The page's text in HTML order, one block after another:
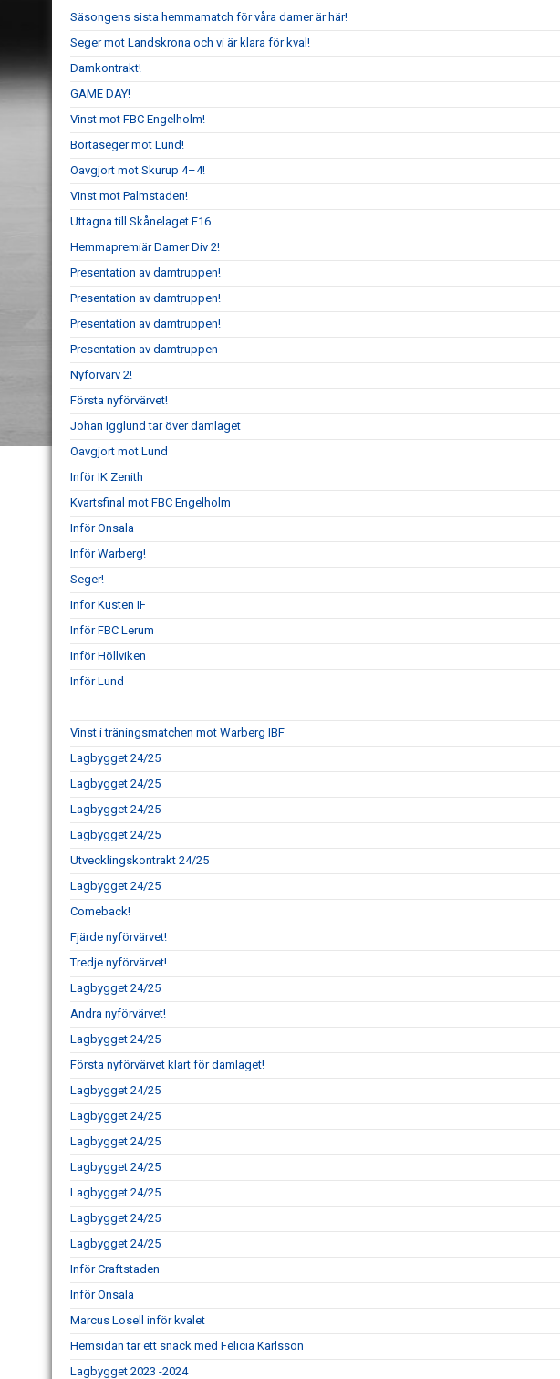
Säsongens sista hemmamatch för våra damer är här!
Seger mot Landskrona och vi är klara för kval!
Damkontrakt!
GAME DAY!
Vinst mot FBC Engelholm!
Bortaseger mot Lund!
Oavgjort mot Skurup 4–4!
Vinst mot Palmstaden!
Uttagna till Skånelaget F16
Hemmapremiär Damer Div 2!
Presentation av damtruppen!
Presentation av damtruppen!
Presentation av damtruppen!
Presentation av damtruppen
Nyförvärv 2!
Första nyförvärvet!
Johan Igglund tar över damlaget
Oavgjort mot Lund
Inför IK Zenith
Kvartsfinal mot FBC Engelholm
Inför Onsala
Inför Warberg!
Seger!
Inför Kusten IF
Inför FBC Lerum
Inför Höllviken
Inför Lund
Vinst i träningsmatchen mot Warberg IBF
Lagbygget 24/25
Lagbygget 24/25
Lagbygget 24/25
Lagbygget 24/25
Utvecklingskontrakt 24/25
Lagbygget 24/25
Comeback!
Fjärde nyförvärvet!
Tredje nyförvärvet!
Lagbygget 24/25
Andra nyförvärvet!
Lagbygget 24/25
Första nyförvärvet klart för damlaget!
Lagbygget 24/25
Lagbygget 24/25
Lagbygget 24/25
Lagbygget 24/25
Lagbygget 24/25
Lagbygget 24/25
Lagbygget 24/25
Inför Craftstaden
Inför Onsala
Marcus Losell inför kvalet
Hemsidan tar ett snack med Felicia Karlsson
Lagbygget 2023 -2024